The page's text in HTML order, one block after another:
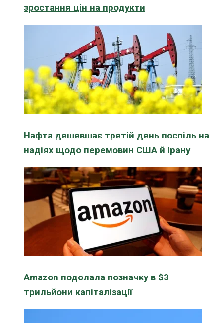
зростання цін на продукти
Нафта дешевшає третій день поспіль на
надіях щодо перемовин США й Ірану
Amazon подолала позначку в $3
трильйони капіталізації